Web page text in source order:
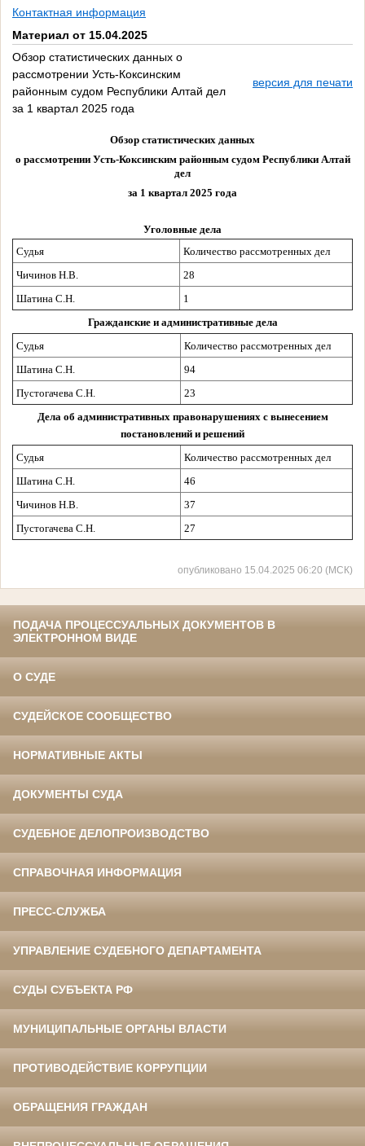
Контактная информация
Материал от 15.04.2025
Обзор статистических данных о
рассмотрении Усть-Коксинским
районным судом Республики Алтай дел
за 1 квартал 2025 года
версия для печати
Обзор статистических данных
о рассмотрении Усть-Коксинским районным судом Республики Алтай
дел
за 1 квартал 2025 года
Уголовные дела
Судья
Количество рассмотренных дел
Чичинов Н.В.
28
Шатина С.Н.
1
Гражданские и административные дела
Судья
Количество рассмотренных дел
Шатина С.Н.
94
Пустогачева С.Н.
23
Дела об административных правонарушениях с вынесением
постановлений и решений
Судья
Количество рассмотренных дел
Шатина С.Н.
46
Чичинов Н.В.
37
Пустогачева С.Н.
27
опубликовано 15.04.2025 06:20 (МСК)
ПОДАЧА ПРОЦЕССУАЛЬНЫХ ДОКУМЕНТОВ В
ЭЛЕКТРОННОМ ВИДЕ
О СУДЕ
СУДЕЙСКОЕ СООБЩЕСТВО
НОРМАТИВНЫЕ АКТЫ
ДОКУМЕНТЫ СУДА
СУДЕБНОЕ ДЕЛОПРОИЗВОДСТВО
СПРАВОЧНАЯ ИНФОРМАЦИЯ
ПРЕСС-СЛУЖБА
УПРАВЛЕНИЕ СУДЕБНОГО ДЕПАРТАМЕНТА
СУДЫ СУБЪЕКТА РФ
МУНИЦИПАЛЬНЫЕ ОРГАНЫ ВЛАСТИ
ПРОТИВОДЕЙСТВИЕ КОРРУПЦИИ
ОБРАЩЕНИЯ ГРАЖДАН